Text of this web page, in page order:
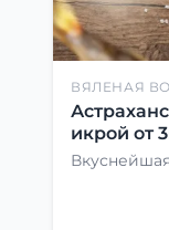
ВЯЛЕНАЯ
икрой от